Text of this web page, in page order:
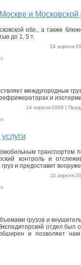
и Московской
обл., а также
до 1, 5 т.
24 апреля
междугородные
и
14 апреля 2008 |
транспортом
контроль и
и предоставит
10 апреля
грузов и
отдел был
и позволяет